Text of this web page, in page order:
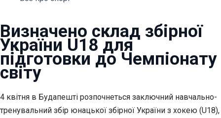
Визначено склад збірної
України U18 для
підготовки до Чемпіонату
світу
4 квітня в Будапешті розпочнеться заключний навчально-
тренувальний збір юнацької збірної України з хокею (U18),